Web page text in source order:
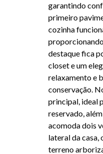
garantindo
primeiro
cozinha
destaque fica
closet e um
relaxamento e
conservação.
principal, ideal
reservado,
acomoda dois
lateral da
terreno